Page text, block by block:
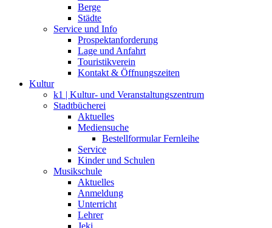
Berge
Städte
Service und Info
Prospektanforderung
Lage und Anfahrt
Touristikverein
Kontakt & Öffnungszeiten
Kultur
k1 | Kultur- und Veranstaltungszentrum
Stadtbücherei
Aktuelles
Mediensuche
Bestellformular Fernleihe
Service
Kinder und Schulen
Musikschule
Aktuelles
Anmeldung
Unterricht
Lehrer
Jeki